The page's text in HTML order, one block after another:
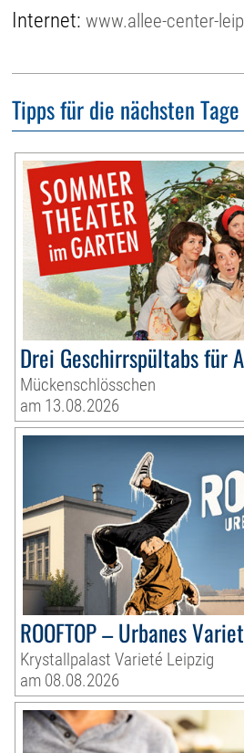
Internet:www.allee-center-
Tipps für die nächsten Tage
Drei Geschirrspültabs für
Mückenschlösschen
am 13.08.2026
ROOFTOP – Urbanes
Krystallpalast Varieté Leipzig
am 08.08.2026